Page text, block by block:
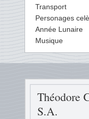
Transport
Personages
Année Lunaire
Musique
Théodore
S.A.